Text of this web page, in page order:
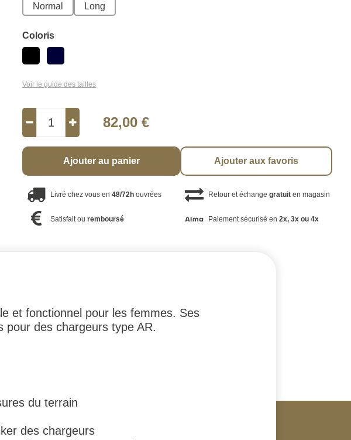
Normal Long
Coloris
Voir le guide des tailles
82,00 €
Ajouter au panier Ajouter aux favoris
Livré chez vous en48/72h ouvrées Retour et échange gratuiten magasin
Satisfait ouremboursé Paiement sécurisé en 2x, 3x ou 4x
et fonctionnel pour les femmes. Ses
pour des chargeurs type AR.
du terrain
des chargeurs